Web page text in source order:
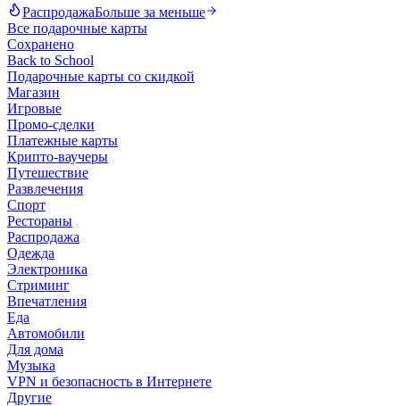
РаспродажаБольше за меньше
Все подарочные карты
Сохранено
Back to School
Подарочные карты со скидкой
Магазин
Игровые
Промо-сделки
Платежные карты
Крипто-ваучеры
Путешествие
Развлечения
Спорт
Рестораны
Распродажа
Одежда
Электроника
Стриминг
Впечатления
Еда
Автомобили
Для дома
Музыка
VPN и безопасность в Интернете
Другие